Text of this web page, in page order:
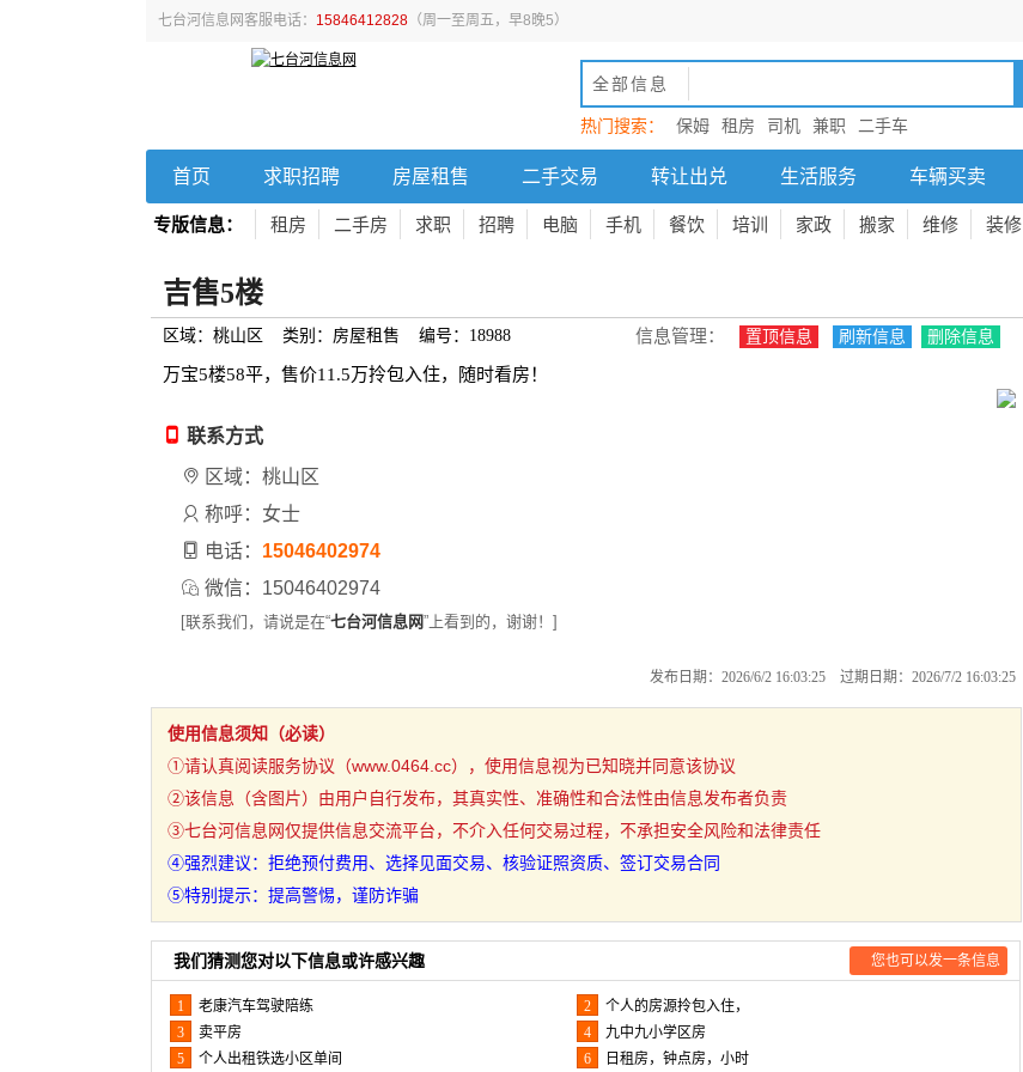
七台河信息网客服电话： 15846412828 （周一至周五，早8晚5）
全部信息
热门搜索： 保姆 租房 司机 兼职 二手车
首页 求职招聘 房屋租售 二手交易 转让出兑 生活服务 车辆买卖
专版信息： 租房 二手房 求职 招聘 电脑 手机 餐饮 培训 家政 搬家 维修 装修
吉售5楼
区域：桃山区 类别：房屋租售 编号：18988 信息管理： 置顶信息 刷新信息 删除信息
万宝5楼58平，售价11.5万拎包入住，随时看房！
联系方式
区域：桃山区
称呼：女士
电话： 15046402974
微信：15046402974
[联系我们，请说是在“七台河信息网”上看到的，谢谢！]
发布日期：2026/6/2 16:03:25 过期日期：2026/7/2 16:03:25
使用信息须知（必读）
①请认真阅读服务协议（www.0464.cc），使用信息视为已知晓并同意该协议
②该信息（含图片）由用户自行发布，其真实性、准确性和合法性由信息发布者负责
③七台河信息网仅提供信息交流平台，不介入任何交易过程，不承担安全风险和法律责任
④强烈建议：拒绝预付费用、选择见面交易、核验证照资质、签订交易合同
⑤特别提示：提高警惕，谨防诈骗
您也可以发一条信息
我们猜测您对以下信息或许感兴趣
1 老康汽车驾驶陪练 2
个人的房源拎包入住，
3
卖平房 4
九中九小学区房
5
个人出租铁选小区单间 6 日租房，钟点房，小时